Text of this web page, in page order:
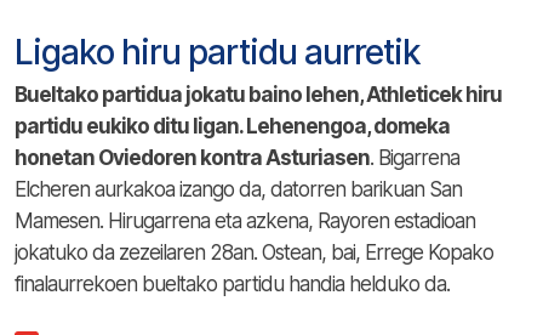
Ligako hiru partidu aurretik
Bueltako partidua jokatu baino lehen, Athleticek hiru
partidu eukiko ditu ligan. Lehenengoa, domeka
honetan Oviedoren kontra Asturiasen. Bigarrena
Elcheren aurkakoa izango da, datorren barikuan San
Mamesen. Hirugarrena eta azkena, Rayoren estadioan
jokatuko da zezeilaren 28an. Ostean, bai, Errege Kopako
finalaurrekoen bueltako partidu handia helduko da.